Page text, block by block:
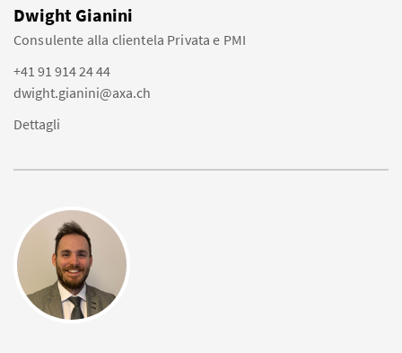
Dwight Gianini
Consulente alla clientela Privata e PMI
+41 91 914 24 44
dwight.gianini@axa.ch
Dettagli